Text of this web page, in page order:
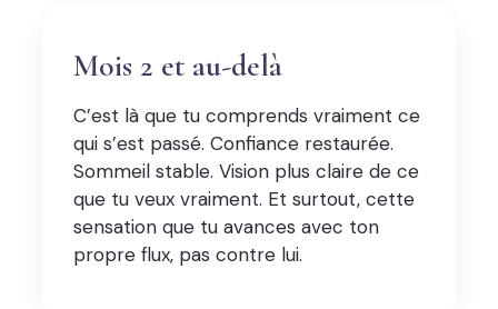
Mois 2 et au-delà
C’est là que tu comprends vraiment ce
qui s’est passé. Confiance restaurée.
Sommeil stable. Vision plus claire de ce
que tu veux vraiment. Et surtout, cette
sensation que tu avances avec ton
propre flux, pas contre lui.